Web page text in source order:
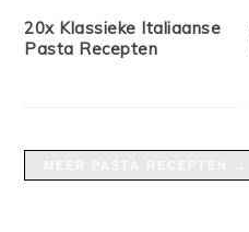
20x Klassieke Italiaanse
Pasta Recepten